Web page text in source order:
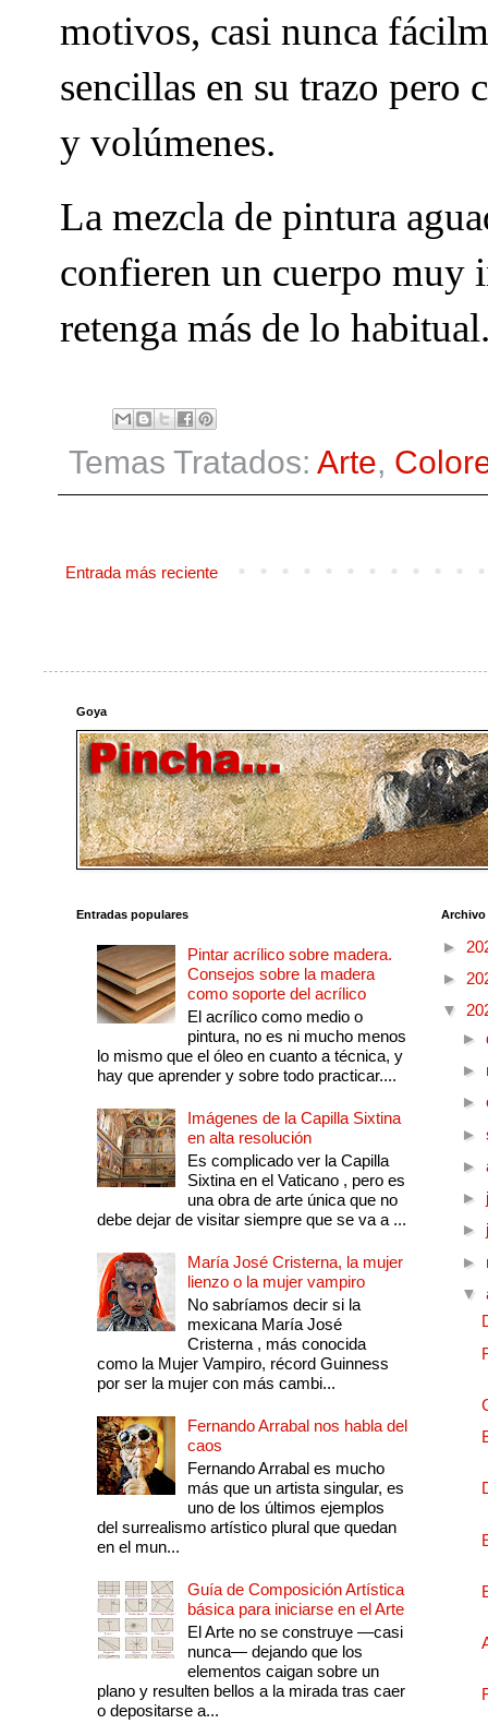
motivos, casi nunca
sencillas en su trazo pero
y volúmenes.
La mezcla de pintura
confieren un cuerpo muy
retenga más de lo
Temas Tratados: Arte,
Entrada más reciente
Goya
Entradas populares
Pintar acrílico sobre madera.
Consejos sobre la madera
como soporte del acrílico
El acrílico como medio o
pintura, no es ni mucho menos
lo mismo que el óleo en cuanto a técnica, y
hay que aprender y sobre todo practicar....
Imágenes de la Capilla Sixtina
en alta resolución
Es complicado ver la Capilla
Sixtina en el Vaticano , pero es
una obra de arte única que no
debe dejar de visitar siempre que se va a ...
María José Cristerna, la mujer
lienzo o la mujer vampiro
No sabríamos decir si la
mexicana María José
Cristerna , más conocida
como la Mujer Vampiro, récord Guinness
por ser la mujer con más cambi...
Fernando Arrabal nos habla del
caos
Fernando Arrabal es mucho
más que un artista singular, es
uno de los últimos ejemplos
del surrealismo artístico plural que quedan
en el mun...
Guía de Composición Artística
básica para iniciarse en el Arte
El Arte no se construye —casi
nunca— dejando que los
elementos caigan sobre un
plano y resulten bellos a la mirada tras caer
o depositarse a...
►
►
▼
►
►
►
►
►
►
►
►
▼